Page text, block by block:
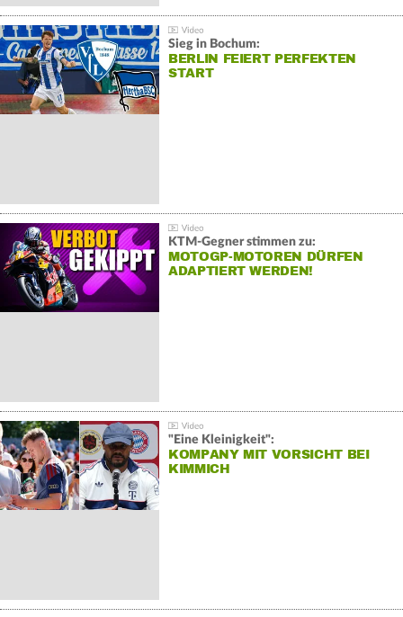
Sieg in Bochum:
BERLIN FEIERT PERFEKTEN
START
KTM-Gegner stimmen zu:
MOTOGP-MOTOREN DÜRFEN
ADAPTIERT WERDEN!
"Eine Kleinigkeit":
KOMPANY MIT VORSICHT BEI
KIMMICH